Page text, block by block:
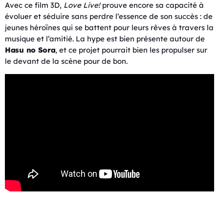
Avec ce film 3D, Love Live!prouve encore sa capacité à
évoluer et séduire sans perdre l’essence de son succès : de
jeunes héroïnes qui se battent pour leurs rêves à travers la
musique et l’amitié. La hype est bien présente autour de
Hasu no Sora, et ce projet pourrait bien les propulser sur
le devant de la scène pour de bon.